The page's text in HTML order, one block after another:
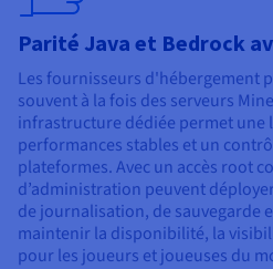
Parité Java et Bedrock
Les fournisseurs d'hébergement
souvent à la fois des serveurs
infrastructure dédiée permet une
performances stables et un
plateformes. Avec un accès root
d’administration peuvent
de journalisation, de sauvegarde
maintenir la disponibilité, la
pour les joueurs et joueuses du